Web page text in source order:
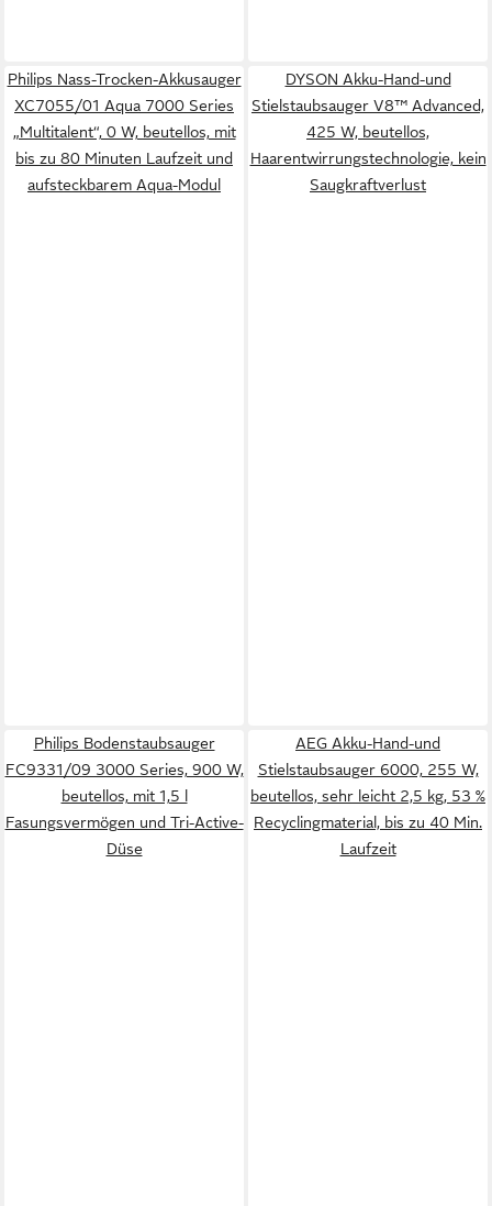
Philips Nass-Trocken-Akkusauger
XC7055/01 Aqua 7000 Series
„Multitalent“, 0 W, beutellos, mit
bis zu 80 Minuten Laufzeit und
aufsteckbarem Aqua-Modul
DYSON Akku-Hand-und
Stielstaubsauger V8™ Advanced,
425 W, beutellos,
Haarentwirrungstechnologie, kein
Saugkraftverlust
Philips Bodenstaubsauger
FC9331/09 3000 Series, 900 W,
beutellos, mit 1,5 l
Fasungsvermögen und Tri-Active-
Düse
AEG Akku-Hand-und
Stielstaubsauger 6000, 255 W,
beutellos, sehr leicht 2,5 kg, 53 %
Recyclingmaterial, bis zu 40 Min.
Laufzeit